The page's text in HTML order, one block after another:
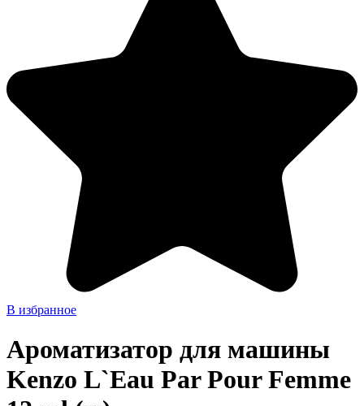
В избранное
Ароматизатор для машины
Kenzo L`Eau Par Pour Femme